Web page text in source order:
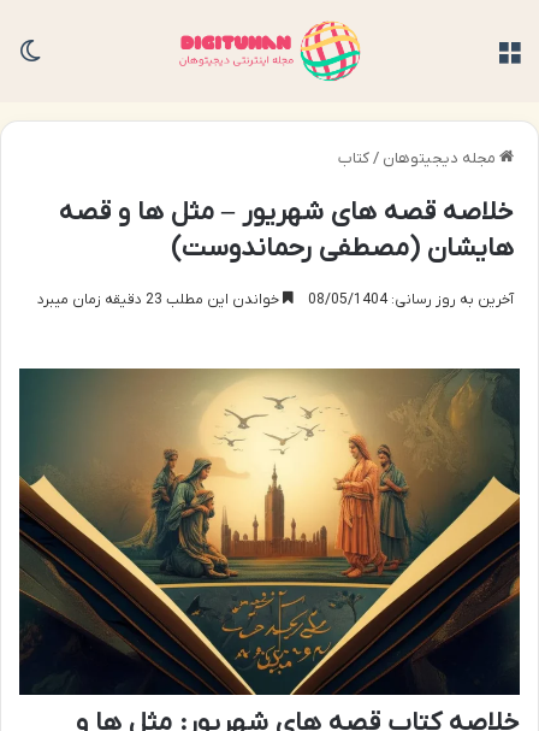
مجله دیجیتوهان /کتاب
خلاصه قصه های شهریور – مثل ها و قصه
هایشان (مصطفی رحماندوست)
آخرین به روز رسانی: 08/05/1404 خواندن این مطلب 23 دقیقه زمان میبرد
خلاصه کتاب قصه های شهریور: مثل ها و